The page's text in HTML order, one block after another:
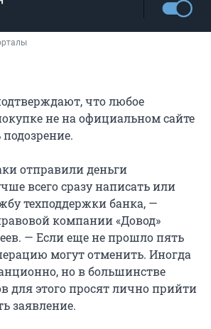
что любое
не на официальном сайте
отправили деньги
всего сразу написать или
техподдержки банка, —
компании «Довод»
— Если еще не прошло пять
могут отменить. Иногда
но в большинстве
для этого просят лично прийти
заявление.